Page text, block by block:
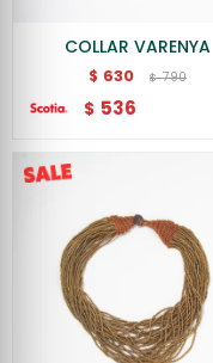
COLLAR VARENYA
$ 630 $ 790
$ 536